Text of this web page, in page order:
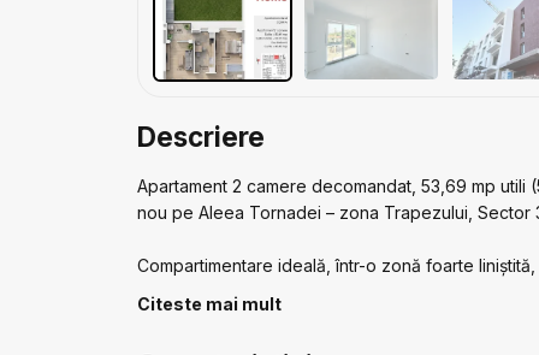
Descriere
Apartament 2 camere decomandat, 53,69 mp
nou pe Aleea Tornadei – zona Trapezului, Sector
Compartimentare ideală, într-o zonă foarte
Image și Lidl la sub 800 m, plus acces rapid la
Citeste mai mult